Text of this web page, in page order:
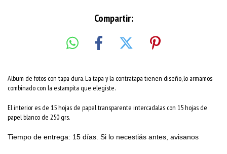
Compartir:
Album de fotos con tapa dura. La tapa y la contratapa tienen diseño, lo armamos
combinado con la estampita que elegiste.
El interior es de 15 hojas de papel transparente intercadalas con 15 hojas de
papel blanco de 250 grs.
Tiempo de entrega: 15 días. Si lo necestiás antes, avisanos